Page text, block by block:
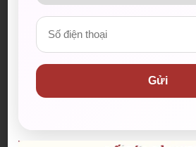
CÔNG NGHỆ TP.HCM
Đăng bởi: Admin
Gửi